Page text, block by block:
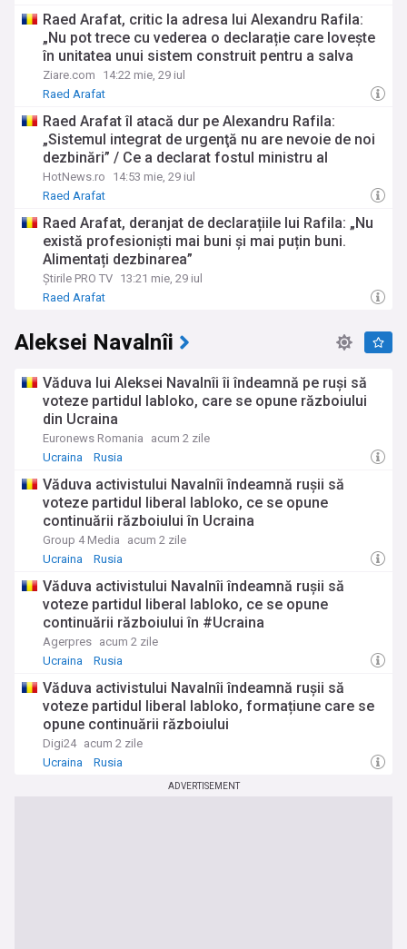
Raed Arafat, critic la adresa lui Alexandru Rafila:
„Nu pot trece cu vederea o declarație care lovește
în unitatea unui sistem construit pentru a salva
vieți”
Ziare.com
14:22 mie, 29 iul
Raed Arafat
Raed Arafat îl atacă dur pe Alexandru Rafila:
„Sistemul integrat de urgenţă nu are nevoie de noi
dezbinări” / Ce a declarat fostul ministru al
Sănătății
HotNews.ro
14:53 mie, 29 iul
Raed Arafat
Raed Arafat, deranjat de declarațiile lui Rafila: „Nu
există profesioniști mai buni și mai puțin buni.
Alimentați dezbinarea”
Știrile PRO TV 13:21 mie, 29 iul
Raed Arafat
Aleksei Navalnîi
Văduva lui Aleksei Navalnîi îi îndeamnă pe ruși să
voteze partidul Iabloko, care se opune războiului
din Ucraina
Euronews Romania
acum 2 zile
Ucraina
Rusia
Văduva activistului Navalnîi îndeamnă ruşii să
voteze partidul liberal Iabloko, ce se opune
continuării războiului în Ucraina
Group 4 Media
acum 2 zile
Ucraina
Rusia
Văduva activistului Navalnîi îndeamnă rușii să
voteze partidul liberal Iabloko, ce se opune
continuării războiului în #Ucraina
Agerpres acum 2 zile
Ucraina
Rusia
Văduva activistului Navalnîi îndeamnă ruşii să
voteze partidul liberal Iabloko, formațiune care se
opune continuării războiului
Digi24 acum 2 zile
Ucraina
Rusia
ADVERTISEMENT